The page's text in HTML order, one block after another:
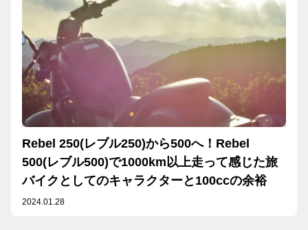
Rebel 250(レブル250)から500へ！Rebel
500(レブル500)で1000km以上走って感じた旅
バイクとしてのキャラクターと100ccの余裕
2024.01.28